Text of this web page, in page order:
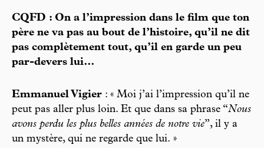
CQFD : On a l’impression dans le film que ton
père ne va pas au bout de l’histoire, qu’il ne dit
pas complètement tout, qu’il en garde un peu
par-devers lui…
Emmanuel Vigier : « Moi j’ai l’impression qu’il ne
peut pas aller plus loin. Et que dans sa phrase “Nous
avons perdu les plus belles années de notre vie”, il y a
un mystère, qui ne regarde que lui. »